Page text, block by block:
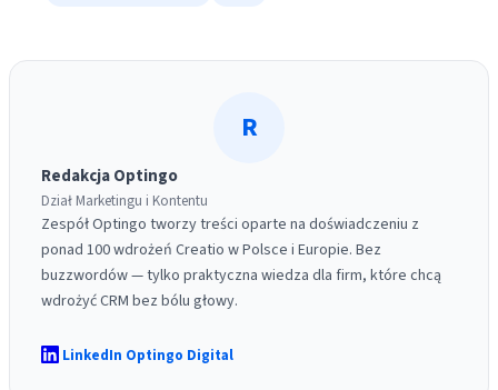
R
Redakcja Optingo
Dział Marketingu i Kontentu
Zespół Optingo tworzy treści oparte na doświadczeniu z
ponad 100 wdrożeń Creatio w Polsce i Europie. Bez
buzzwordów — tylko praktyczna wiedza dla firm, które chcą
wdrożyć CRM bez bólu głowy.
LinkedIn Optingo Digital